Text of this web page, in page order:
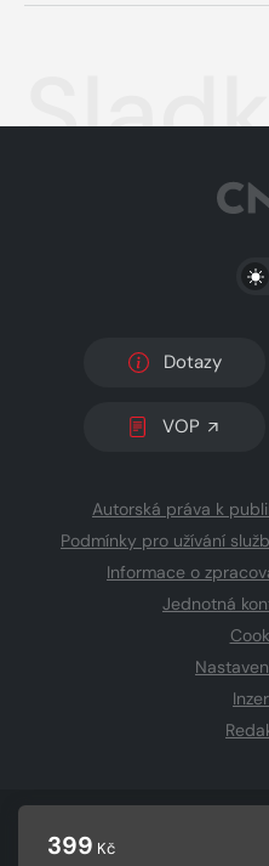
399 Kč
Dotazy
VOP
Autorská práva k
Podmínky pro užívání
Informace o
Jednotná
CZECH